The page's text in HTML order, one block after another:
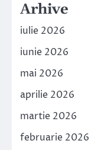
Arhive
iulie 2026
iunie 2026
mai 2026
aprilie 2026
martie 2026
februarie 2026